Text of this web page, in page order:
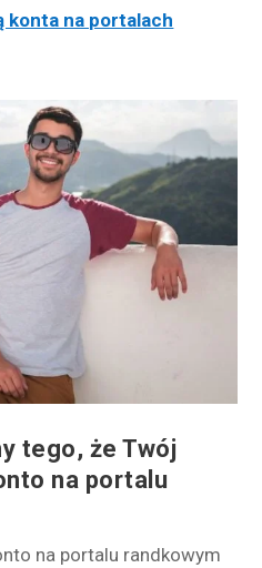
konta na portalach
tego, że Twój
na portalu
na portalu randkowym